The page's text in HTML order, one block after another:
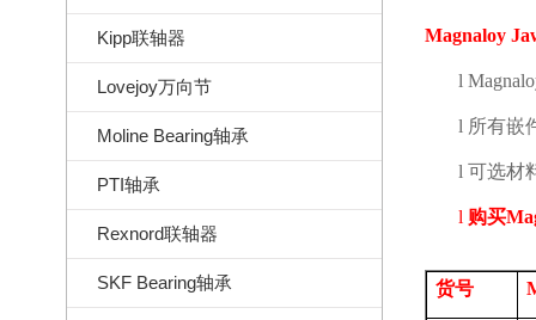
Kipp联轴器
Lovejoy万向节
Moline Bearing轴承
PTI轴承
Rexnord联轴器
SKF Bearing轴承
Magnaloy
l
l 所有嵌
l 可选材
l 购买
货号